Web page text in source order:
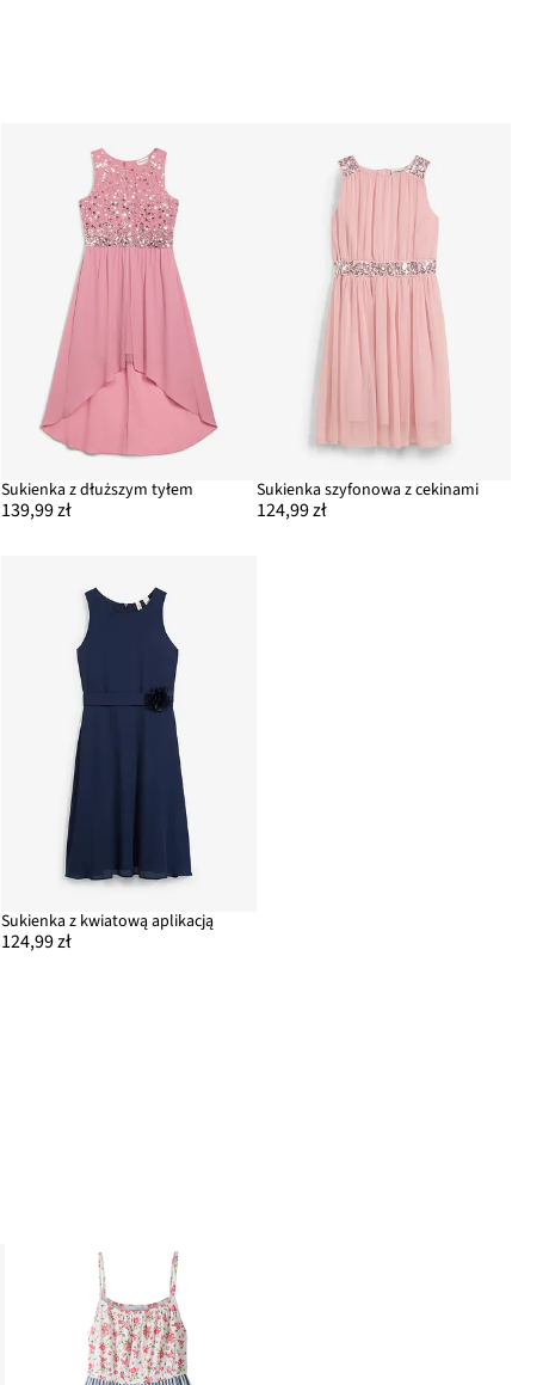
Sukienka z dłuższym tyłem
139,99 zł
Sukienka szyfonowa z cekinami
124,99 zł
Sukienka z kwiatową aplikacją
124,99 zł